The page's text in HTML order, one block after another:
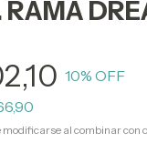
RAMA
10% OFF
modificarse al combinar con